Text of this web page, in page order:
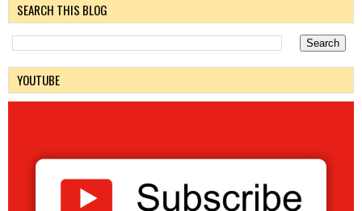
SEARCH THIS BLOG
YOUTUBE